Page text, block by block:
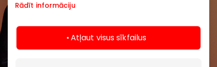
Rādīt informāciju
Atļaut visus sīkfailus